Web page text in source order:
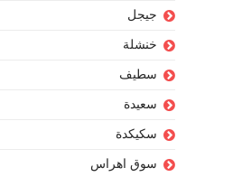
جيجل
خنشلة
سطيف
سعيدة
سكيكدة
سوق اهراس